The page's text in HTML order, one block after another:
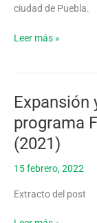
ciudad de Puebla.
Leer más »
programa
(2021)
15 febrero, 2022
Extracto del post
Expansión
fortalecimiento
del
Fotocívicas
en
(2021)